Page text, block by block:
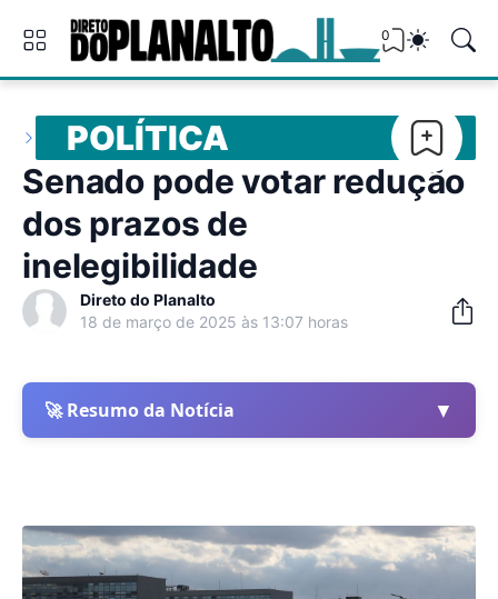
0
POLÍTICA
Senado pode votar redução
dos prazos de
inelegibilidade
Direto do Planalto
18 de março de 2025 às 13:07 horas
🚀 Resumo da Notícia ▼